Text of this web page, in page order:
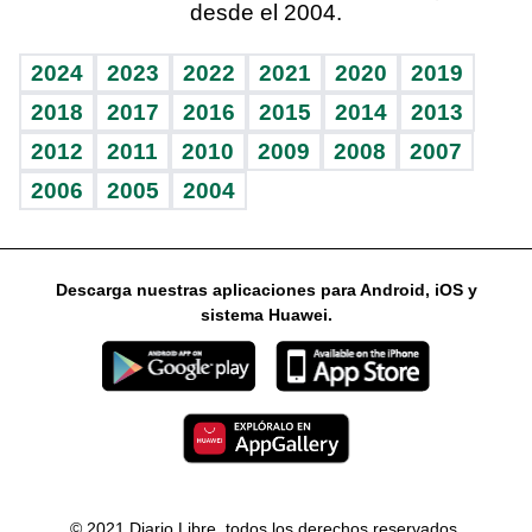
Vida y familia
Eñe
Celebrando la vida
Sin complejos
En pocas palabras
Escuchando al corazón
Economía Personal
Consulta Libre
BRV
TBT Deportivo
Más firmas
Guía del dinero
Horóscopos
desde el 2004.
2024 2023 2022 2021 2020
2019
2018
2017 2016 2015 2014
2013
2012
2011 2010 2009 2008
2007
2006
2005 2004
Descarga nuestras aplicaciones para Android, iOS y
sistema Huawei.